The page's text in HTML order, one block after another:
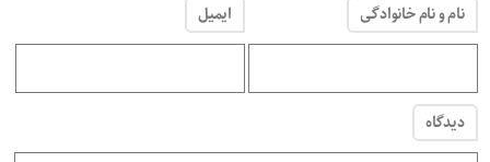
نام و نام خانوادگی ایمیل
دیدگاه